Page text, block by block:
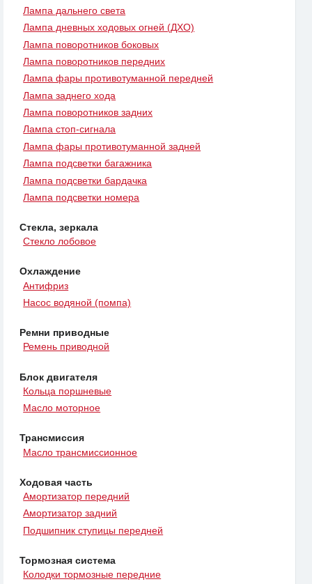
Лампа дальнего света
Лампа дневных ходовых огней (ДХО)
Лампа поворотников боковых
Лампа поворотников передних
Лампа фары противотуманной передней
Лампа заднего хода
Лампа поворотников задних
Лампа стоп-сигнала
Лампа фары противотуманной задней
Лампа подсветки багажника
Лампа подсветки бардачка
Лампа подсветки номера
Стекла, зеркала
Стекло лобовое
Охлаждение
Антифриз
Насос водяной (помпа)
Ремни приводные
Ремень приводной
Блок двигателя
Кольца поршневые
Масло моторное
Трансмиссия
Масло трансмиссионное
Ходовая часть
Амортизатор передний
Амортизатор задний
Подшипник ступицы передней
Тормозная система
Колодки тормозные передние